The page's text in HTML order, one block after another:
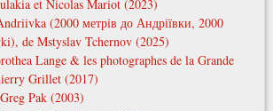
et Nicolas Mariot (2023)
(2000 метрів до Андріївки, 2000
de Mstyslav Tchernov (2025)
Lange & les photographes de la Grande
Grillet (2017)
Pak (2003)